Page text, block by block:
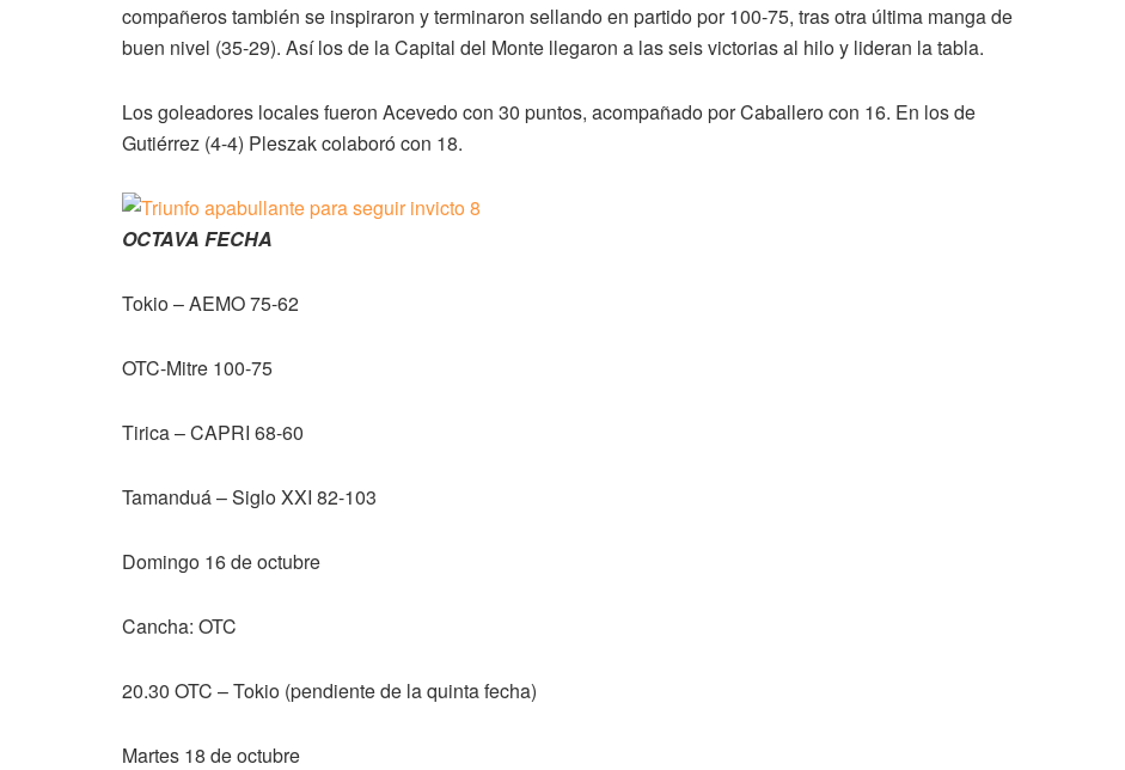
compañeros también se inspiraron y terminaron sellando en partido por 100-75, tras otra última manga de
buen nivel (35-29). Así los de la Capital del Monte llegaron a las seis victorias al hilo y lideran la tabla.
Los goleadores locales fueron Acevedo con 30 puntos, acompañado por Caballero con 16. En los de
Gutiérrez (4-4) Pleszak colaboró con 18.
OCTAVA FECHA
Tokio – AEMO 75-62
OTC-Mitre 100-75
Tirica – CAPRI 68-60
Tamanduá – Siglo XXI 82-103
Domingo 16 de octubre
Cancha: OTC
20.30 OTC – Tokio (pendiente de la quinta fecha)
Martes 18 de octubre